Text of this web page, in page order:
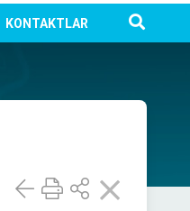
KONTAKTLAR